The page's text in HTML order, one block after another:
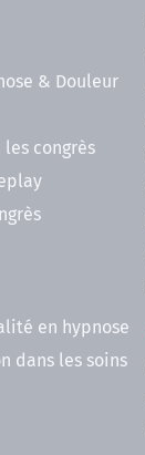
& Douleur
congrès
en hypnose
dans les soins